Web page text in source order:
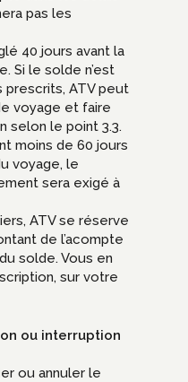
pas les
40 jours avant la
Si le solde n’est
prescrits, ATV peut
voyage et faire
selon le point 3.3.
moins de 60 jours
voyage, le
sera exigé à
ATV se réserve
de l’acompte
solde. Vous en
sur votre
ou interruption
ou annuler le